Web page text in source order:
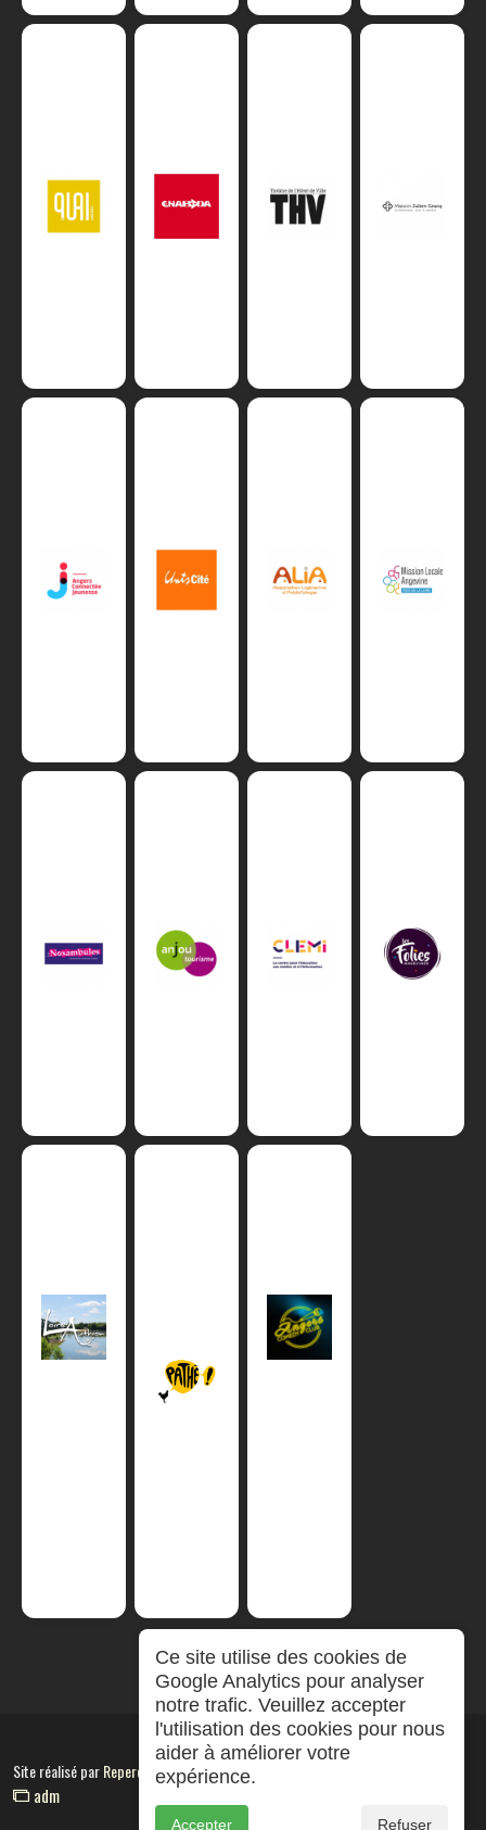
Site réalisé parRepereCom
adm
Ce site utilise des cookies de
Google Analytics pour analyser
notre trafic. Veuillez accepter
l'utilisation des cookies pour nous
aider à améliorer votre
expérience.
Accepter Refuser